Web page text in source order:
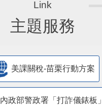
主題服務
美課關稅-苗栗行動方案
內政部警政署「打詐儀錶板」